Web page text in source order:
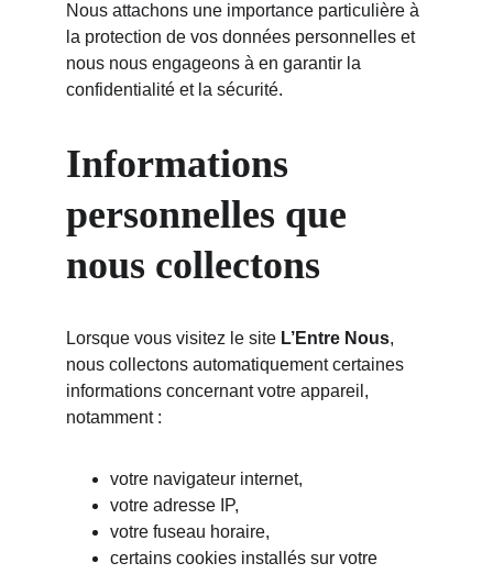
Nous attachons une importance particulière à
la protection de vos données personnelles et
nous nous engageons à en garantir la
confidentialité et la sécurité.
Informations
personnelles que
nous collectons
Lorsque vous visitez le site L’Entre Nous,
nous collectons automatiquement certaines
informations concernant votre appareil,
notamment :
votre navigateur internet,
votre adresse IP,
votre fuseau horaire,
certains cookies installés sur votre